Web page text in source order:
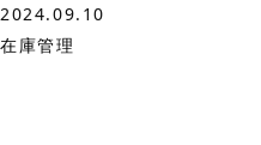
2024.09.10
在庫管理